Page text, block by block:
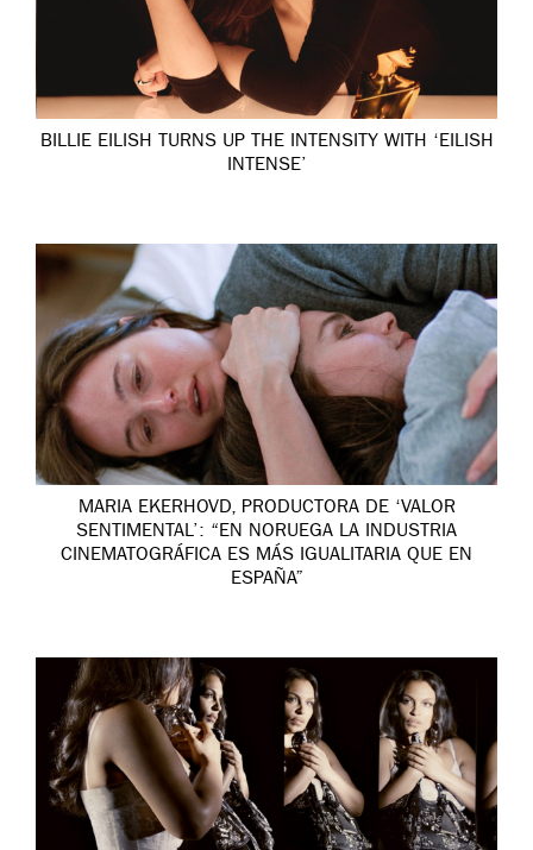
BILLIE EILISH TURNS UP THE INTENSITY WITH ‘EILISH
INTENSE’
MARIA EKERHOVD, PRODUCTORA DE ‘VALOR
SENTIMENTAL’: “EN NORUEGA LA INDUSTRIA
CINEMATOGRÁFICA ES MÁS IGUALITARIA QUE EN
ESPAÑA”